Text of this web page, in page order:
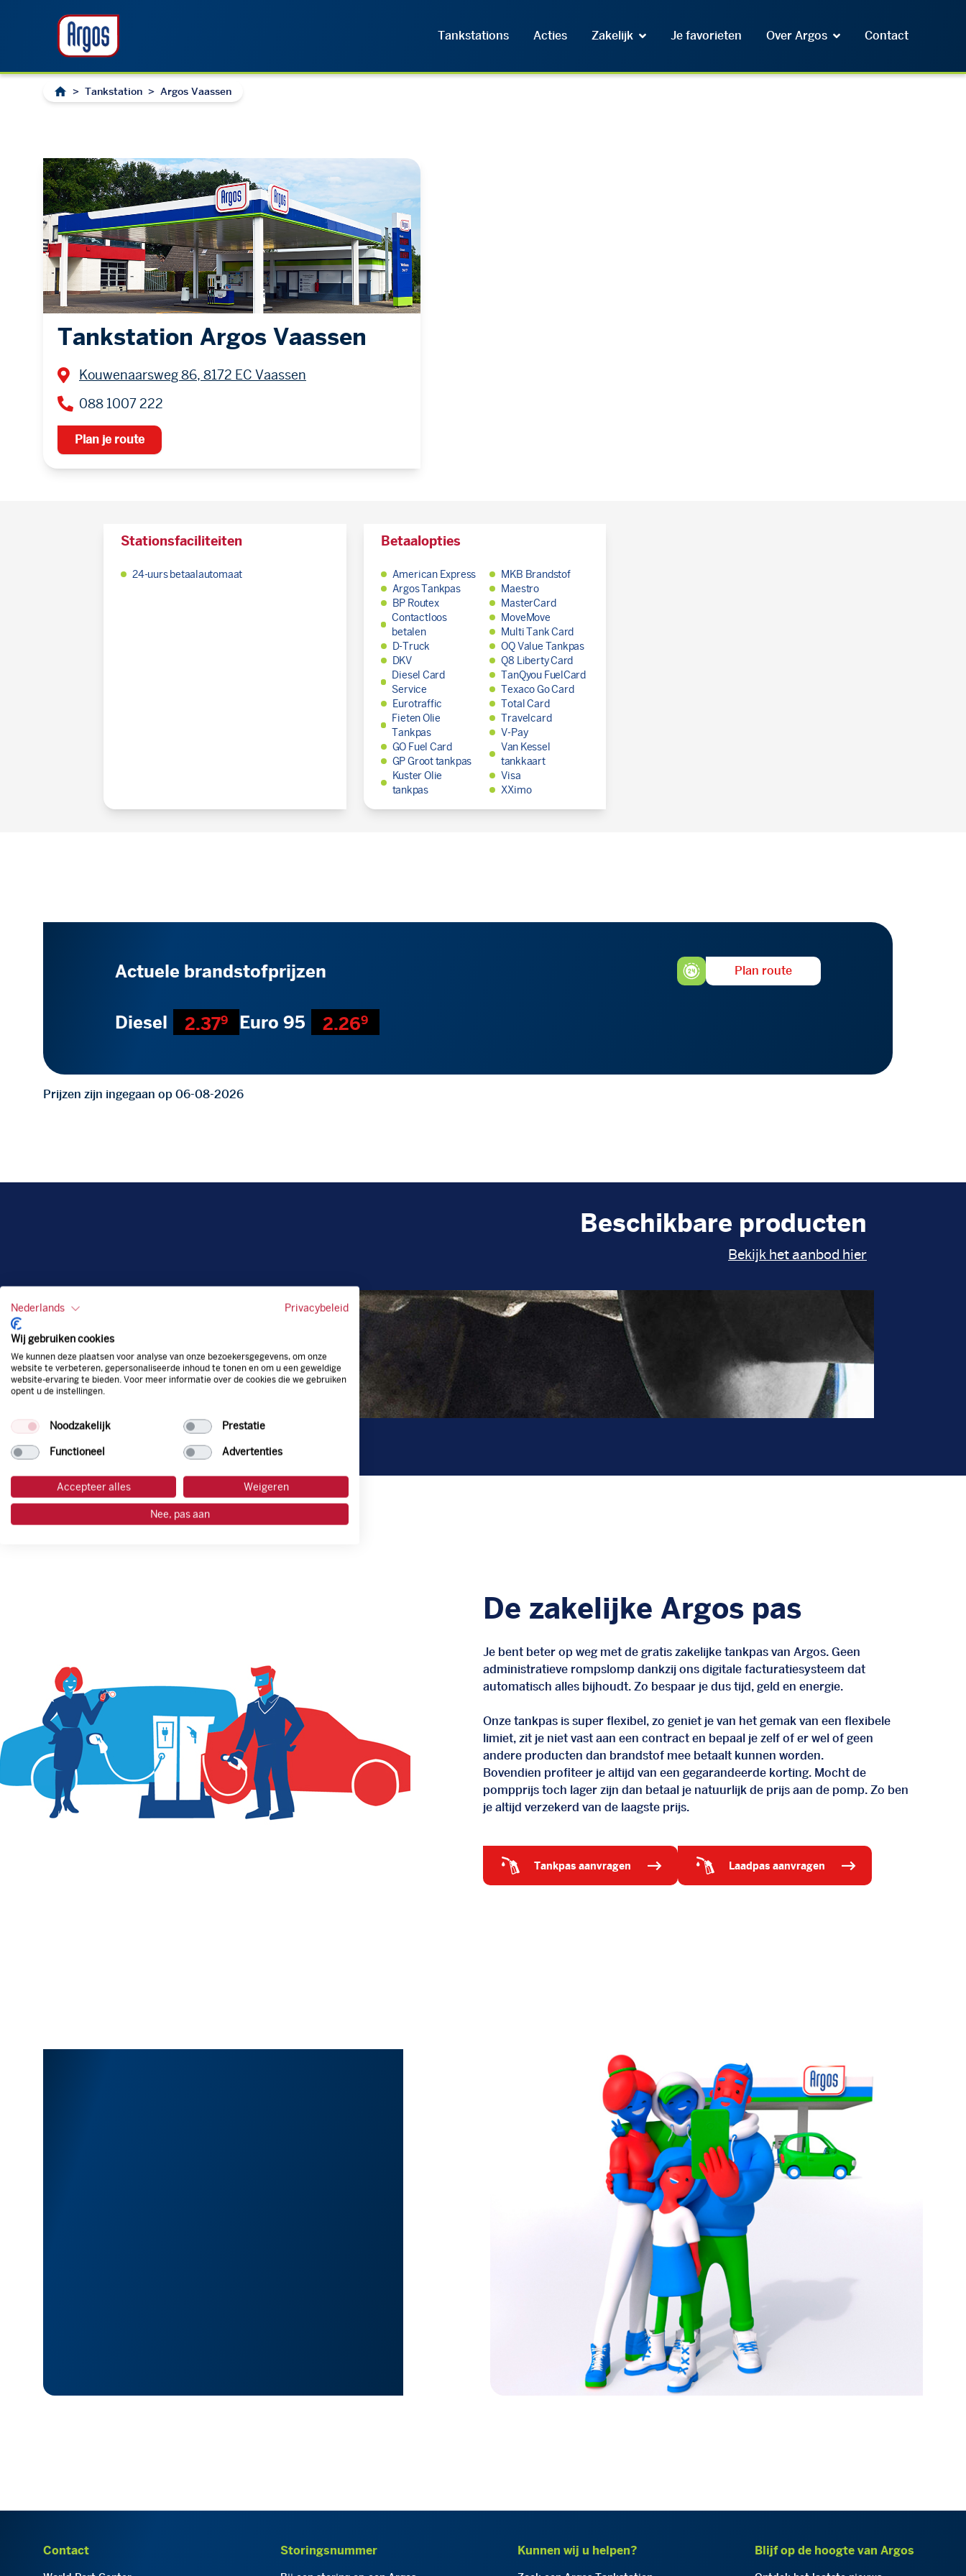
Tankstations Acties Zakelijk Je favorieten Over Argos Contact
> Tankstation > Argos Vaassen
Tankstation Argos Vaassen
Kouwenaarsweg 86, 8172 EC Vaassen
088 1007 222
Plan je route
Stationsfaciliteiten
24-uurs betaalautomaat
Betaalopties
American Express
Argos Tankpas
BP Routex
Contactloos
betalen
D-Truck
DKV
Diesel Card
Service
Eurotraffic
Fieten Olie
Tankpas
GO Fuel Card
GP Groot tankpas
Kuster Olie
tankpas
MKB Brandstof
Maestro
MasterCard
MoveMove
Multi Tank Card
OQ Value Tankpas
Q8 Liberty Card
TanQyou FuelCard
Texaco Go Card
Total Card
Travelcard
V-Pay
Van Kessel
tankkaart
Visa
XXimo
Actuele brandstofprijzen Plan route
Diesel 2.379 Euro 95 2.269
Prijzen zijn ingegaan op 06-08-2026
Beschikbare producten
Bekijk het aanbod hier
Diesel
De zakelijke Argos pas
Je bent beter op weg met de gratis zakelijke tankpas van Argos. Geen
administratieve rompslomp dankzij ons digitale facturatiesysteem dat
automatisch alles bijhoudt. Zo bespaar je dus tijd, geld en energie.
Onze tankpas is super flexibel, zo geniet je van het gemak van een flexibele
limiet, zit je niet vast aan een contract en bepaal je zelf of er wel of geen
andere producten dan brandstof mee betaalt kunnen worden.
Bovendien profiteer je altijd van een gegarandeerde korting. Mocht de
pompprijs toch lager zijn dan betaal je natuurlijk de prijs aan de pomp. Zo ben
je altijd verzekerd van de laagste prijs.
tankpas aanvragen laadpas aanvragen
Contact Storingsnummer Kunnen wij u helpen? Blijf op de hoogte van Argos
Nederlands Privacybeleid
Wij gebruiken cookies
We kunnen deze plaatsen voor analyse van onze bezoekersgegevens, om onze
website te verbeteren, gepersonaliseerde inhoud te tonen en om u een geweldige
website-ervaring te bieden. Voor meer informatie over de cookies die we gebruiken
opent u de instellingen.
Noodzakelijk Prestatie
Functioneel Advertenties
Accepteer alles Weigeren
Nee, pas aan